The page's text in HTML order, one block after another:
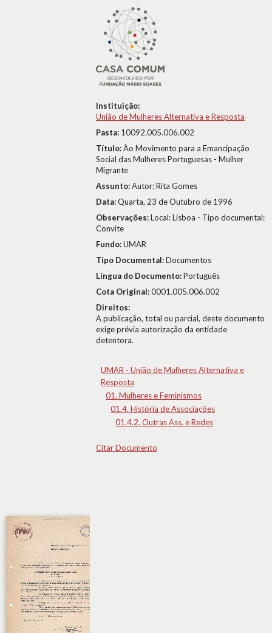
Instituição:
União de Mulheres Alternativa e Resposta
Pasta: 10092.005.006.002
Título:Ào Movimento para a Emancipação
Social das Mulheres Portuguesas - Mulher
Migrante
Assunto:Autor: Rita Gomes
Data:Quarta, 23 de Outubro de 1996
Observações:Local: Lisboa - Tipo documental:
Convite
Fundo:UMAR
Tipo Documental:Documentos
Língua do Documento:Português
Cota Original:0001.005.006.002
Direitos:
A publicação, total ou parcial, deste documento
exige prévia autorização da entidade
detentora.
UMAR - União de Mulheres Alternativa e
Resposta
01. Mulheres e Feminismos
01.4. História de Associações
01.4.2. Outras Ass. e Redes
Citar Documento